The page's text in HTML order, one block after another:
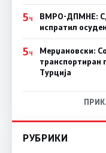
5Ч
ВМРО-ДПМНЕ:
испратил
5Ч
Мерџановски:
транспортиран
Турција
РУБРИКИ